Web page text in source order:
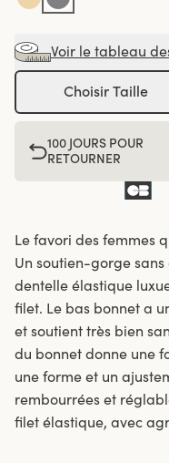
Voir le tableau
Choisir Taille
100 JOURS POUR
RETOURNER
Le favori des femmes
Un soutien-gorge
dentelle élastique
filet. Le bas bonnet a
et soutient très bien
du bonnet donne une
une forme et un
rembourrées et
filet élastique, avec